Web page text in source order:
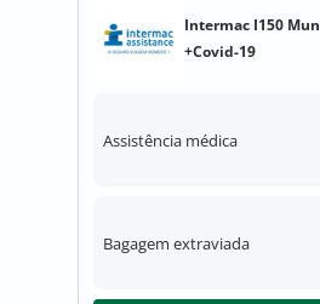
Intermac I150
+Covid-19
Assistência médica
Bagagem extraviada